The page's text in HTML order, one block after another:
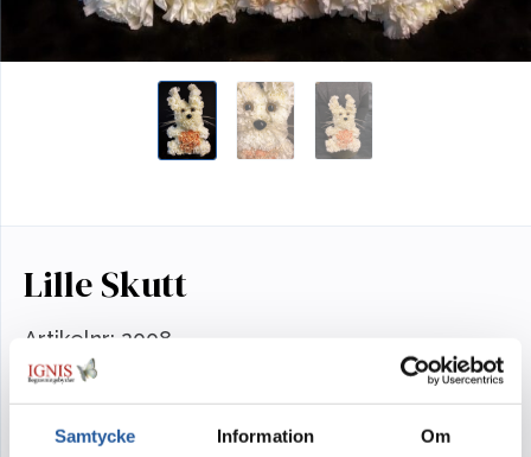
Samtycke Information Om
Lille Skutt
Artikelnr: 2008
Kanin
När det ofattbara skett att ett barn lämnat oss